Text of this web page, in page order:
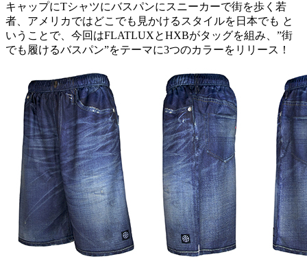
キャップにTシャツにバスパンにスニーカーで街を歩く若
者、アメリカではどこでも見かけるスタイルを日本でも と
いうことで、今回はFLATLUXとHXBがタッグを組み、”街
でも履けるバスパン”をテーマに3つのカラーをリリース！